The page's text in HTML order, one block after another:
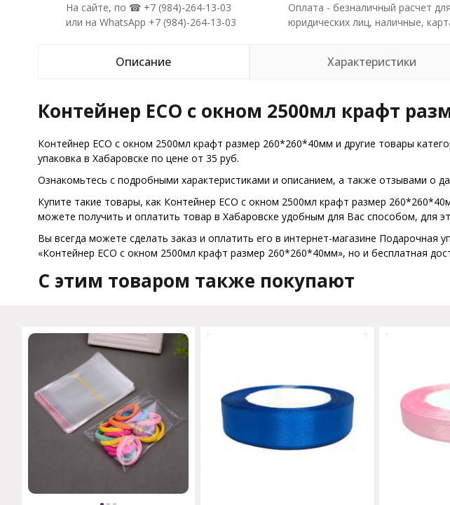
На сайте, по ☎ +7 (984)-264-13-03
или на WhatsApp +7 (984)-264-13-03
Оплата - безналичный расчет для
юридических лиц, наличные,
Описание Характеристики
Контейнер ECO с окном 2500мл крафт
Контейнер ECO с окном 2500мл крафт размер 260*260*40мм и другие товары
упаковка в Хабаровске по цене от 35 руб.
Ознакомьтесь с подробными характеристиками и описанием, а также отзывами о
Купите такие товары, как Контейнер ECO с окном 2500мл крафт размер
можете получить и оплатить товар в Хабаровске удобным для Вас способом, для
Вы всегда можете сделать заказ и оплатить его в интернет-магазине Подарочная
«Контейнер ECO с окном 2500мл крафт размер 260*260*40мм», но и бесплатная
C этим товаром также покупают